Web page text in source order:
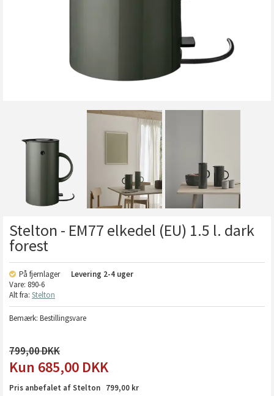
Stelton - EM77 elkedel (EU) 1.5 l. dark
forest
På fjernlager Levering 2-4 uger
Vare: 890-6
Alt fra: Stelton
Bemærk: Bestillingsvare
799,00
685,00 DKK
Pris anbefalet af Stelton 799,00 kr